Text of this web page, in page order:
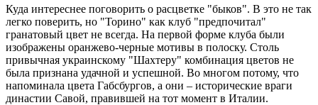
Куда интереснее поговорить о расцветке "быков". В это не так
легко поверить, но "Торино" как клуб "предпочитал"
гранатовый цвет не всегда. На первой форме клуба были
изображены оранжево-черные мотивы в полоску. Столь
привычная украинскому "Шахтеру" комбинация цветов не
была признана удачной и успешной. Во многом потому, что
напоминала цвета Габсбургов, а они – исторические враги
династии Савой, правившей на тот момент в Италии.